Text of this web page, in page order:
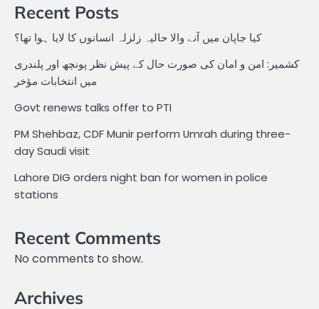
Recent Posts
کیا جاپان میں آنے والا حالیہ زلزلہ انسانوں کا لایا ہوا تھا؟
کشمیر: امن و امان کی صورت حال کے پیش نظر پونچھ اور پلندری
میں انتخابات مؤخر
Govt renews talks offer to PTI
PM Shehbaz, CDF Munir perform Umrah during three-
day Saudi visit
Lahore DIG orders night ban for women in police
stations
Recent Comments
No comments to show.
Archives